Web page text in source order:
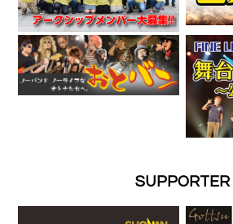
SUPPORTER